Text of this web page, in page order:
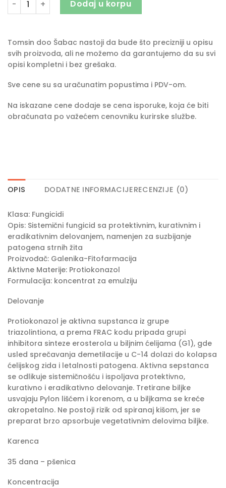
Dodaj u korpu
Tomsin doo Šabac nastoji da bude što precizniji u opisu
svih proizvoda, ali ne možemo da garantujemo da su svi
opisi kompletni i bez grešaka.
Sve cene su sa uračunatim popustima i PDV-om.
Na iskazane cene dodaje se cena isporuke, koja će biti
obračunata po važećem cenovniku kurirske službe.
OPIS DODATNE INFORMACIJERECENZIJE (0)
Klasa: Fungicidi
Opis: Sistemični fungicid sa protektivnim, kurativnim i
eradikativnim delovanjem, namenjen za suzbijanje
patogena strnih žita
Proizvođač: Galenika-Fitofarmacija
Aktivne Materije: Protiokonazol
Formulacija: koncentrat za emulziju
Delovanje
Protiokonazol je aktivna supstanca iz grupe
triazolintiona, a prema FRAC kodu pripada grupi
inhibitora sinteze erosterola u biljnim ćelijama (G1), gde
usled sprečavanja demetilacije u C-14 dolazi do kolapsa
ćelijskog zida i letalnosti patogena. Aktivna sepstanca
se odlikuje sistemičnošću i ispoljava protektivno,
kurativno i eradikativno delovanje. Tretirane biljke
usvajaju Pylon lišćem i korenom, a u biljkama se kreće
akropetalno. Ne postoji rizik od spiranaj kišom, jer se
preparat brzo apsorbuje vegetativnim delovima biljke.
Karenca
35 dana – pšenica
Koncentracija